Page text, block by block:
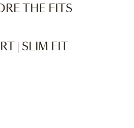
THE FITS
| SLIM FIT